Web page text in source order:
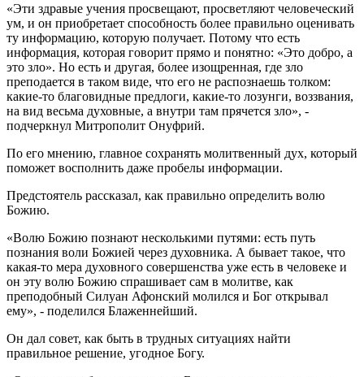
«Эти здравые учения просвещают, просветляют человеческий
ум, и он приобретает способность более правильно оценивать
ту информацию, которую получает. Потому что есть
информация, которая говорит прямо и понятно: «Это добро, а
это зло». Но есть и другая, более изощренная, где зло
преподается в таком виде, что его не распознаешь толком:
какие-то благовидные предлоги, какие-то лозунги, воззвания,
на вид весьма духовные, а внутри там прячется зло», -
подчеркнул Митрополит Онуфрий.
По его мнению, главное сохранять молитвенный дух, который
поможет восполнить даже пробелы информации.
Предстоятель рассказал, как правильно определить волю
Божию.
«Волю Божию познают несколькими путями: есть путь
познания воли Божией через духовника. А бывает такое, что
какая-то мера духовного совершенства уже есть в человеке и
он эту волю Божию спрашивает сам в молитве, как
преподобный Силуан Афонский молился и Бог открывал
ему», - поделился Блаженнейший.
Он дал совет, как быть в трудных ситуациях найти
правильное решение, угодное Богу.